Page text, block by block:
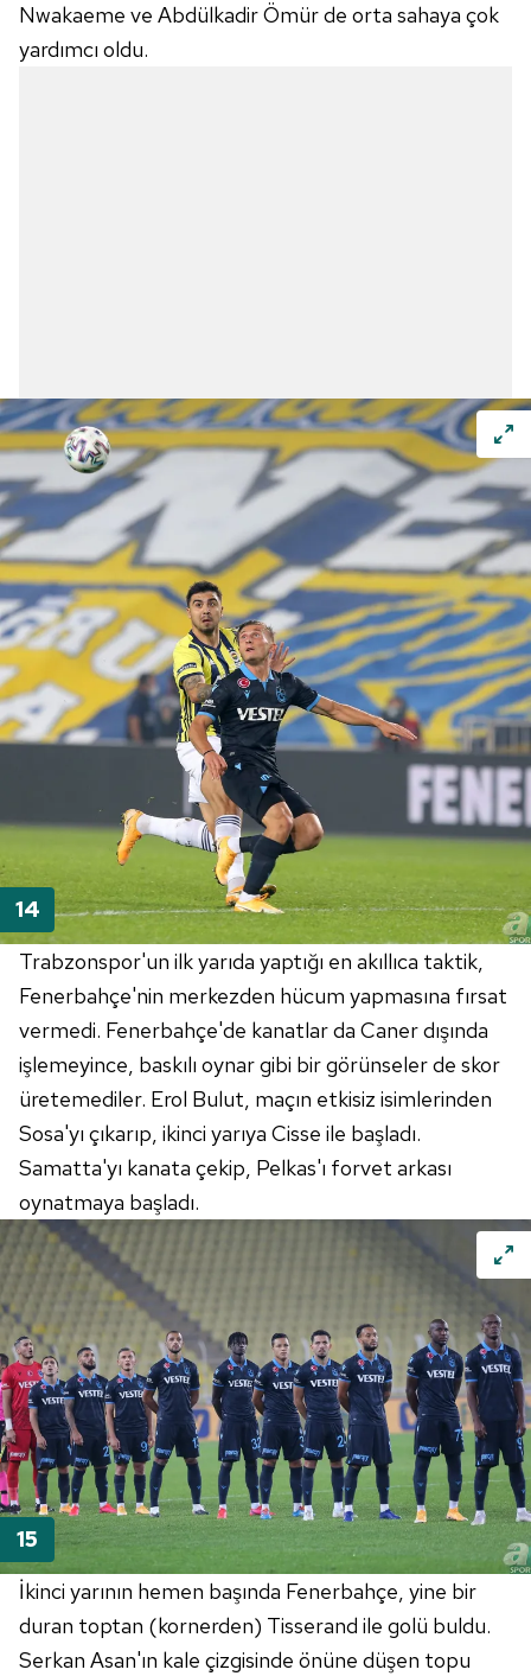
Nwakaeme ve Abdülkadir Ömür de orta sahaya çok
yardımcı oldu.
Trabzonspor'un ilk yarıda yaptığı en akıllıca taktik,
Fenerbahçe'nin merkezden hücum yapmasına fırsat
vermedi. Fenerbahçe'de kanatlar da Caner dışında
işlemeyince, baskılı oynar gibi bir görünseler de skor
üretemediler. Erol Bulut, maçın etkisiz isimlerinden
Sosa'yı çıkarıp, ikinci yarıya Cisse ile başladı.
Samatta'yı kanata çekip, Pelkas'ı forvet arkası
oynatmaya başladı.
İkinci yarının hemen başında Fenerbahçe, yine bir
duran toptan (kornerden) Tisserand ile golü buldu.
Serkan Asan'ın kale çizgisinde önüne düşen topu